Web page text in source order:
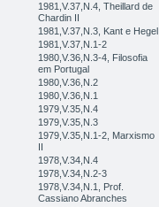
1981,V.37,N.4, Theillard de
Chardin II
1981,V.37,N.3, Kant e Hegel
1981,V.37,N.1-2
1980,V.36,N.3-4, Filosofia
em Portugal
1980,V.36,N.2
1980,V.36,N.1
1979,V.35,N.4
1979,V.35,N.3
1979,V.35,N.1-2, Marxismo
II
1978,V.34,N.4
1978,V.34,N.2-3
1978,V.34,N.1, Prof.
Cassiano Abranches